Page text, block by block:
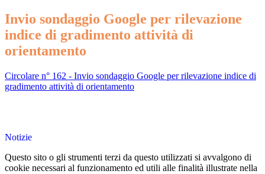
Invio sondaggio Google per rilevazione
indice di gradimento attività di
orientamento
Circolare n° 162 - Invio sondaggio Google per rilevazione indice di
gradimento attività di orientamento
Notizie
Questo sito o gli strumenti terzi da questo utilizzati si avvalgono di
cookie necessari al funzionamento ed utili alle finalità illustrate nella